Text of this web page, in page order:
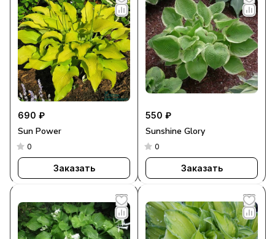
690 ₽
Sun Power
0
Заказать
550 ₽
Sunshine Glory
0
Заказать